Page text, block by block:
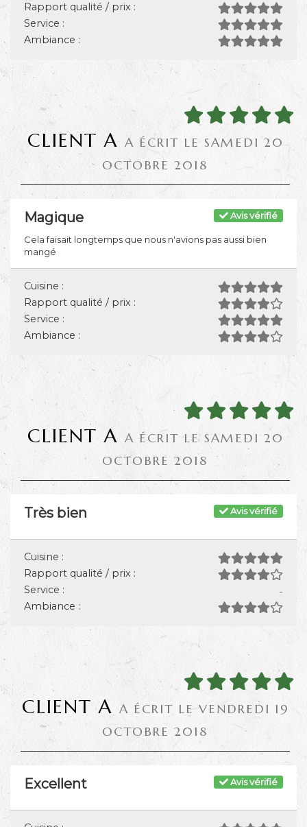
Rapport qualité / prix :
Service :
Ambiance :
CLIENT A A ÉCRIT LE SAMEDI 20
OCTOBRE 2018
Avis vérifié
Magique
Cela faisait longtemps que nous n'avions pas aussi bien
mangé
Cuisine :
Rapport qualité / prix :
Service :
Ambiance :
CLIENT A A ÉCRIT LE SAMEDI 20
OCTOBRE 2018
Avis vérifié
Très bien
Cuisine :
Rapport qualité / prix :
-
Service :
Ambiance :
CLIENT A A ÉCRIT LE VENDREDI 19
OCTOBRE 2018
Avis vérifié
Excellent